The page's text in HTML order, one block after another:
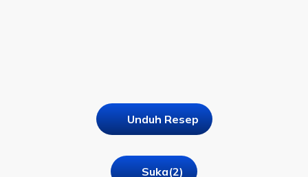
Unduh Resep
Suka(2)